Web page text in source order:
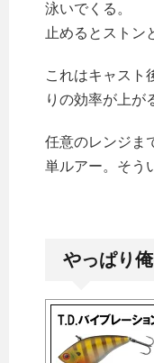
泳いでくる。
止めるとストン
これはキャスト
りの効率が上が
任意のレンジま
単ルアー。そう
やっぱり